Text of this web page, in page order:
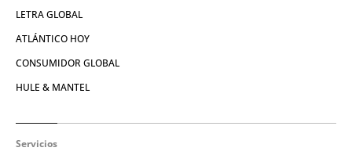
LETRA GLOBAL
ATLÁNTICO HOY
CONSUMIDOR GLOBAL
HULE & MANTEL
Servicios